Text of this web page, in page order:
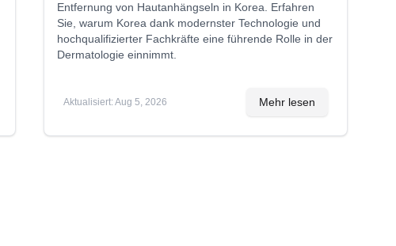
Entfernung von Hautanhängseln in Korea. Erfahren
Sie, warum Korea dank modernster Technologie und
hochqualifizierter Fachkräfte eine führende Rolle in der
Dermatologie einnimmt.
Aktualisiert: Aug 5, 2026 Mehr lesen